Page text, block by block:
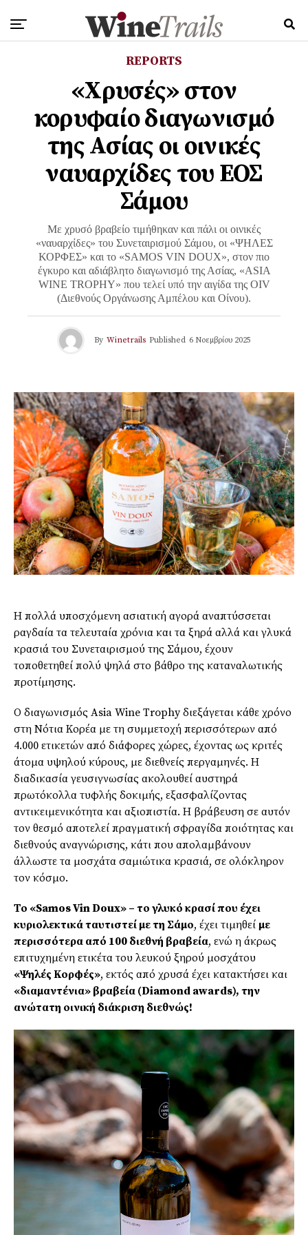
REPORTS
«Χρυσές» στον
κορυφαίο διαγωνισμό
της Ασίας οι οινικές
ναυαρχίδες του ΕΟΣ
Σάμου
Με χρυσό βραβείο τιμήθηκαν και πάλι οι οινικές
«ναυαρχίδες» του Συνεταιρισμού Σάμου, οι «ΨΗΛΕΣ
ΚΟΡΦΕΣ» και το «SAMOS VIN DOUX», στον πιο
έγκυρο και αδιάβλητο διαγωνισμό της Ασίας, «ASIA
WINE TROPHY» που τελεί υπό την αιγίδα της OIV
(Διεθνούς Οργάνωσης Αμπέλου και Οίνου).
By Winetrails Published 6 Νοεμβρίου 2025
Η πολλά υποσχόμενη ασιατική αγορά αναπτύσσεται
ραγδαία τα τελευταία χρόνια και τα ξηρά αλλά και γλυκά
κρασιά του Συνεταιρισμού της Σάμου, έχουν
τοποθετηθεί πολύ ψηλά στο βάθρο της καταναλωτικής
προτίμησης.
Ο διαγωνισμός Asia Wine Trophy διεξάγεται κάθε χρόνο
στη Νότια Κορέα με τη συμμετοχή περισσότερων από
4.000 ετικετών από διάφορες χώρες, έχοντας ως κριτές
άτομα υψηλού κύρους, με διεθνείς περγαμηνές. Η
διαδικασία γευσιγνωσίας ακολουθεί αυστηρά
πρωτόκολλα τυφλής δοκιμής, εξασφαλίζοντας
αντικειμενικότητα και αξιοπιστία. Η βράβευση σε αυτόν
τον θεσμό αποτελεί πραγματική σφραγίδα ποιότητας και
διεθνούς αναγνώρισης, κάτι που απολαμβάνουν
άλλωστε τα μοσχάτα σαμιώτικα κρασιά, σε ολόκληρον
τον κόσμο.
Το «Samos Vin Doux» – το γλυκό κρασί που έχει
κυριολεκτικά ταυτιστεί με τη Σάμο, έχει τιμηθεί με
περισσότερα από 100 διεθνή βραβεία, ενώ η άκρως
επιτυχημένη ετικέτα του λευκού ξηρού μοσχάτου
«Ψηλές Κορφές», εκτός από χρυσά έχει κατακτήσει και
«διαμαντένια» βραβεία (Diamond awards), την
ανώτατη οινική διάκριση διεθνώς!